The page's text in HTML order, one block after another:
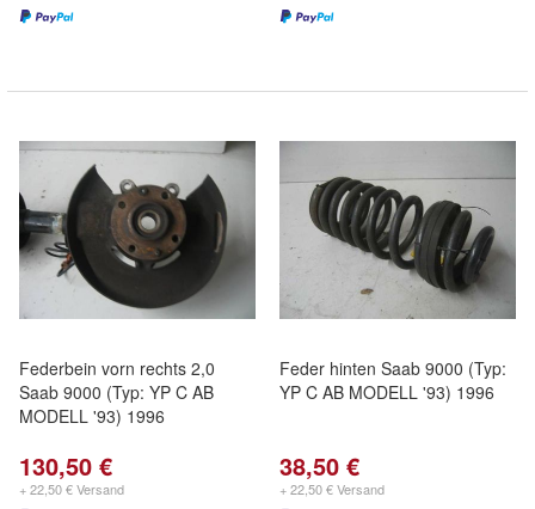
Federbein vorn rechts 2,0
Saab 9000 (Typ: YP C AB
MODELL '93) 1996
130,50 €
+ 22,50 € Versand
Feder hinten Saab 9000 (Typ:
YP C AB MODELL '93) 1996
38,50 €
+ 22,50 € Versand